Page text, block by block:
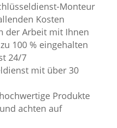
Monteur
Kosten
der Arbeit mit Ihnen
100 % eingehalten
24/7
mit über 30
Produkte
achten auf